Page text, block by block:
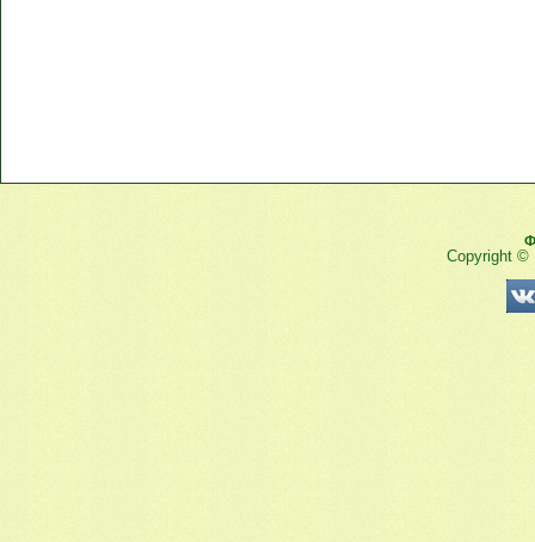
Copyright ©